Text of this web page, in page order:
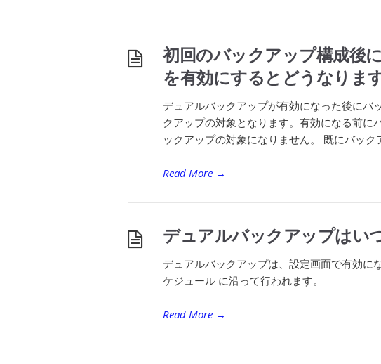
初回のバックアップ構成後
を有効にするとどうなりま
デュアルバックアップが有効になった後にバ
クアップの対象となります。有効になる前
ックアップの対象になりません。 既にバッ
Read More →
デュアルバックアップはい
デュアルバックアップは、設定画面で有効に
ケジュール に沿って行われます。
Read More →